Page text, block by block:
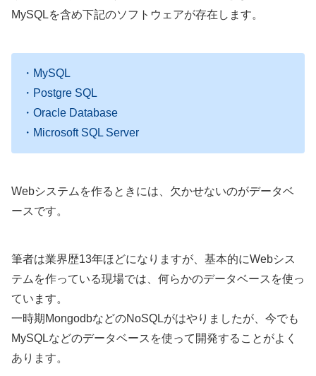
MySQLを含め下記のソフトウェアが存在します。
・MySQL
・Postgre SQL
・Oracle Database
・Microsoft SQL Server
Webシステムを作るときには、欠かせないのがデータベ
ースです。
筆者は業界歴13年ほどになりますが、基本的にWebシス
テムを作っている現場では、何らかのデータベースを使っ
ています。
一時期MongodbなどのNoSQLがはやりましたが、今でも
MySQLなどのデータベースを使って開発することがよく
あります。